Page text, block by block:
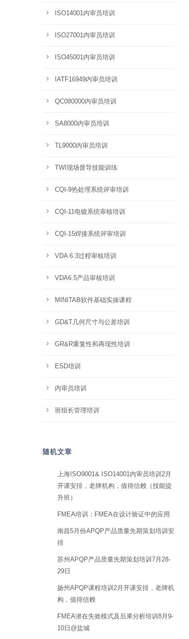
ISO14001内审员培训
ISO27001内审员培训
ISO45001内审员培训
IATF16949内审员培训
QC080000内审员培训
SA8000内审员培训
TL9000内审员培训
TWI现场督导技能训练
CQI-9热处理系统评审培训
CQI-11电镀系统审核培训
CQI-15焊接系统评审培训
VDA 6.3过程审核培训
VDA6.5产品审核培训
MINITAB软件基础实操课程
GD&T几何尺寸与公差培训
GR&R重复性和再现性培训
ESD培训
内审员培训
班组长管理培训
随机文章
上海ISO9001& ISO14001内审员培训2月
开课安排，老牌机构，值得信赖（技能提
升班）
FMEA培训：FMEA在设计验证中的应用
南昌5月份APQP产品质量先期策划培训安
排
苏州APQP产品质量先期策划培训7月28-
29日
扬州APQP课程培训2月开课安排，老牌机
构，值得信赖
FMEA潜在失效模式及后果分析培训8月9-
10日@盐城